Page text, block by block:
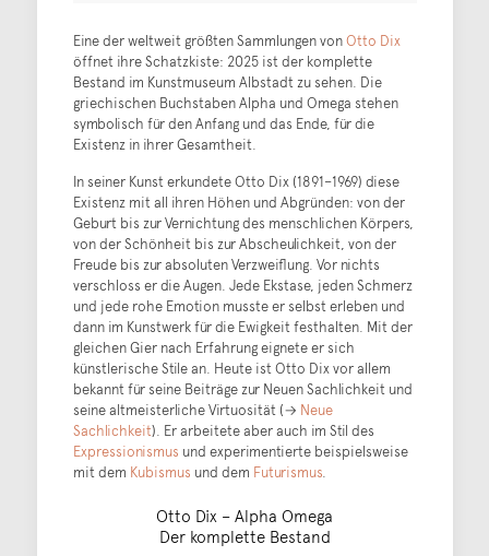
Eine der weltweit größten Sammlungen vonOtto Dix
öffnet ihre Schatzkiste: 2025 ist der komplette
Bestand im Kunstmuseum Albstadt zu sehen. Die
griechischen Buchstaben Alpha und Omega stehen
symbolisch für den Anfang und das Ende, für die
Existenz in ihrer Gesamtheit.
In seiner Kunst erkundete Otto Dix (1891–1969) diese
Existenz mit all ihren Höhen und Abgründen: von der
Geburt bis zur Vernichtung des menschlichen Körpers,
von der Schönheit bis zur Abscheulichkeit, von der
Freude bis zur absoluten Verzweiflung. Vor nichts
verschloss er die Augen. Jede Ekstase, jeden Schmerz
und jede rohe Emotion musste er selbst erleben und
dann im Kunstwerk für die Ewigkeit festhalten. Mit der
gleichen Gier nach Erfahrung eignete er sich
künstlerische Stile an. Heute ist Otto Dix vor allem
bekannt für seine Beiträge zur Neuen Sachlichkeit und
seine altmeisterliche Virtuosität (→ Neue
Sachlichkeit). Er arbeitete aber auch im Stil des
Expressionismus und experimentierte beispielsweise
mit dem Kubismus und dem Futurismus.
Otto Dix – Alpha Omega
Der komplette Bestand